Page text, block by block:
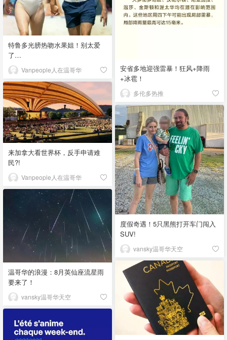
安省多地迎强雷暴！狂风+降雨
+冰雹！
多伦多热推
特鲁多光膀热吻水果姐！别太爱
了…
Vanpeople人在温哥华
来加拿大看世界杯，反手申请难
民?!
Vanpeople人在温哥华
度假奇遇！5只黑熊打开车门闯入
SUV!
vansky温哥华天空
温哥华的浪漫：8月英仙座流星雨
要来了！
vansky温哥华天空